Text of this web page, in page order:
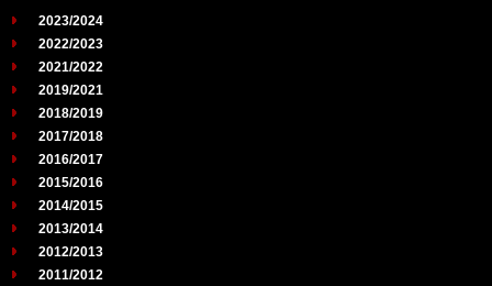
2023/2024
2022/2023
2021/2022
2019/2021
2018/2019
2017/2018
2016/2017
2015/2016
2014/2015
2013/2014
2012/2013
2011/2012